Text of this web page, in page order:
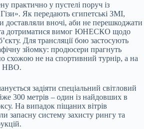
практично у пустелі поруч із
Як передають єгипетські ЗМІ,
доставляли вночі, аби не перешкоджати
дотриматися вимог ЮНЕСКО щодо
Для трансляції бою застосують
зйомку: продюсери прагнуть
схожою не на спортивний турнір, а на
HBO.
задіяти спеціальний світловий
300 метрів – один із найдовших в
На випадок піщаних вітрів
запасну систему захисту рингу та